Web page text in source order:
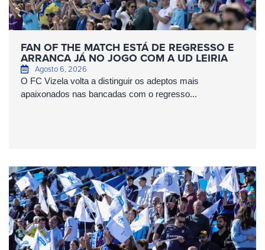
FAN OF THE MATCH ESTÁ DE REGRESSO E
ARRANCA JÁ NO JOGO COM A UD LEIRIA
Agosto 6, 2026
O FC Vizela volta a distinguir os adeptos mais
apaixonados nas bancadas com o regresso...